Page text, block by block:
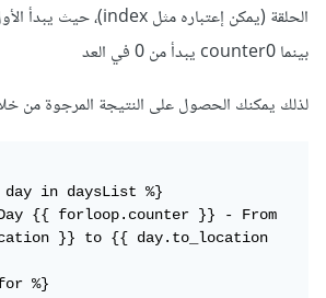
بينما counter0 يبدأ من 0 في العد
لذلك يمكنك الحصول على النتيجة المرجوة من
{{ forloop.counter }} - From
}} to {{ day.to_location